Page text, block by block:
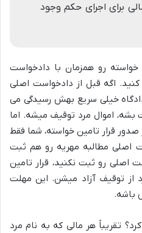
برای اجرای حکم وجود
رو همزمان با دادخواست
اگه قبل از دادخواست اصلی
خیلی سریع بهش رسیدگی می
بشه، اموال مرد توقیف میشه. اما
قرار تامین خواسته، شما فقط
اصلی مطالبه مهریه رو هم ثبت
روز دادخواست اصلی رو ثبت نکنید، قرار تامین
از توقیف آزاد میشن. این مهلت
باشه.
تقریباً هر مالی که به نام مرد